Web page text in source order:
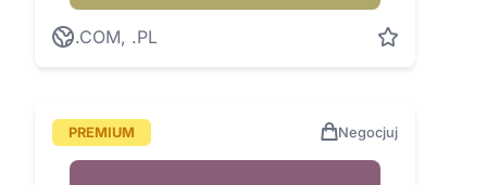
.COM, .PL
PREMIUM Negocjuj